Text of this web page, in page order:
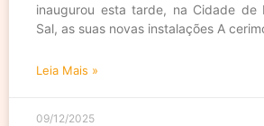
inaugurou esta tarde, na Cidade de
Sal, as suas novas instalações A
Leia Mais »
09/12/2025